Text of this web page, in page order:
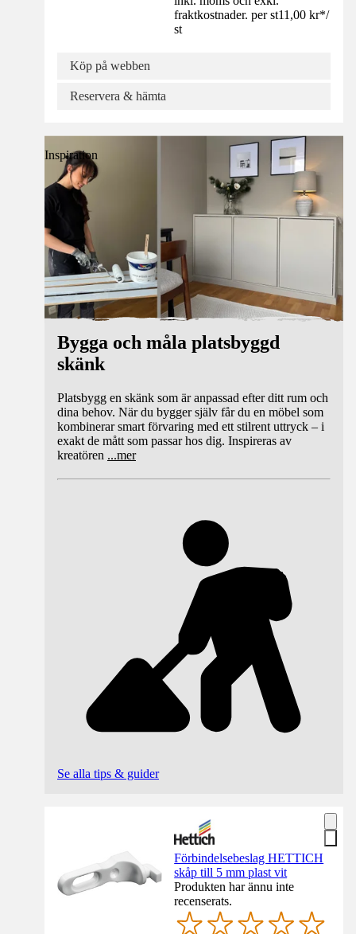
fraktkostnader. per st11,00 kr*/
st
Köp på webben
Reservera & hämta
Inspiration
Bygga och måla platsbyggd
skänk
Platsbygg en skänk som är anpassad efter ditt rum och
dina behov. När du bygger själv får du en möbel som
kombinerar smart förvaring med ett stilrent uttryck – i
exakt de mått som passar hos dig. Inspireras av
kreatören ...mer
Se alla tips & guider
Förbindelsebeslag HETTICH
skåp till 5 mm plast vit
Produkten har ännu inte
recenserats.